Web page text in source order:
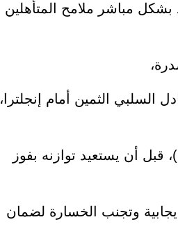
مباشر ملامح المتأهلين
السلبي الثمين أمام إنجلترا،
فيما يحتل منتخب كرواتيا المركز الثالث بعد تعثره الافتتاحي أمام إنجلترا بنتيجة (4-2)، قبل أن يستعيد توازنه بفوز
نتيجة إيجابية وتجنب الخسارة لضمان